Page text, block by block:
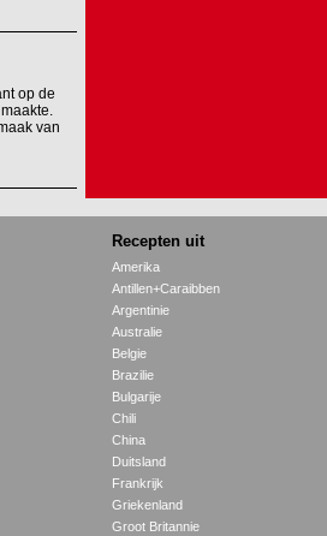
op de
van
Recepten uit
Amerika
Antillen+Caraibben
Argentinie
Australie
Belgie
Brazilie
Bulgarije
Chili
China
Duitsland
Frankrijk
Griekenland
Groot Britannie